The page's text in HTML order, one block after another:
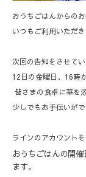
おうちごはんからのお
いつもご利用いただ
次回の告知をさせてい
12日の金曜日、16時
皆さまの食卓に華を
少しでもお手伝いが
ラインのアカウント
おうちごはんの開
ます。